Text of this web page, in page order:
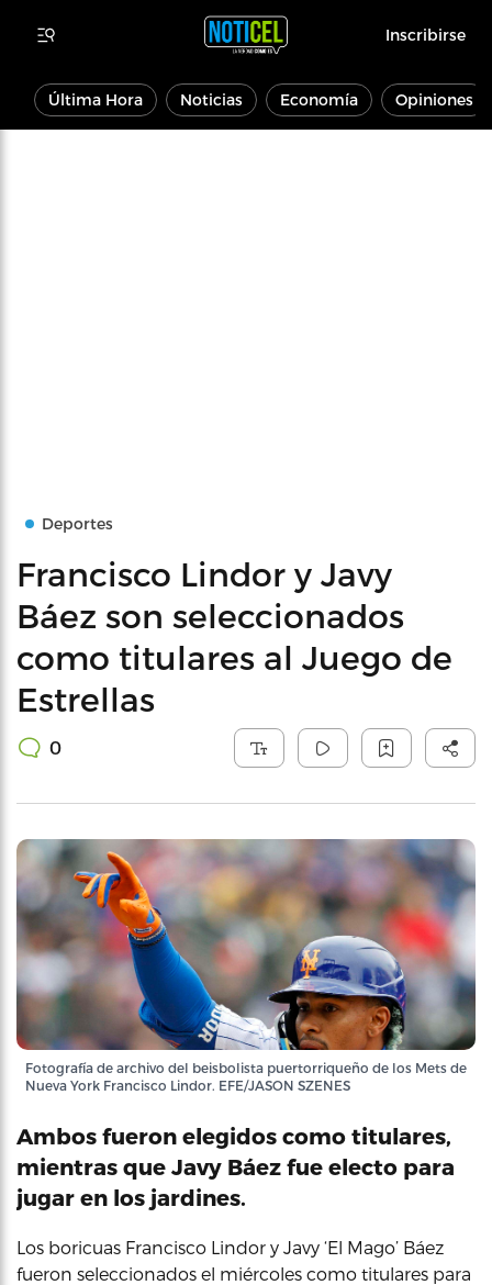
Inscribirse
Última Hora Noticias Economía Opiniones
Deportes
Francisco Lindor y Javy
Báez son seleccionados
como titulares al Juego de
Estrellas
0
Fotografía de archivo del beisbolista puertorriqueño de los Mets de
Nueva York Francisco Lindor. EFE/JASON SZENES
Ambos fueron elegidos como titulares,
mientras que Javy Báez fue electo para
jugar en los jardines.
Los boricuas Francisco Lindor y Javy ‘El Mago’ Báez
fueron seleccionados el miércoles como titulares para